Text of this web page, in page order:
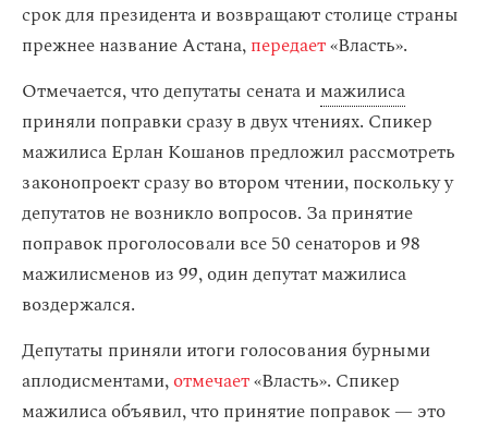
срок для президента и возвращают столице страны
прежнее название Астана,передает«Власть».
Отмечается, что депутаты сената имажилиса
приняли поправки сразу в двух чтениях. Спикер
мажилиса Ерлан Кошанов предложил рассмотреть
законопроект сразу во втором чтении, поскольку у
депутатов не возникло вопросов. За принятие
поправок проголосовали все 50 сенаторов и 98
мажилисменов из 99, один депутат мажилиса
воздержался.
Депутаты приняли итоги голосования бурными
аплодисментами,отмечает«Власть». Спикер
мажилиса объявил, что принятие поправок — это